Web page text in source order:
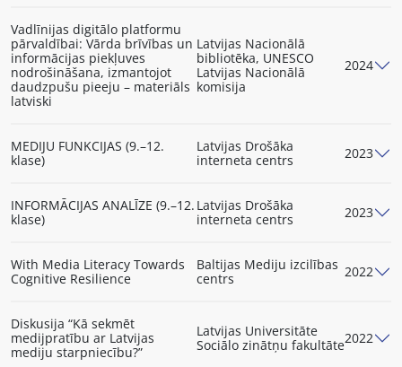
Vadlīnijas digitālo platformu
pārvaldībai: Vārda brīvības un
informācijas piekļuves
nodrošināšana, izmantojot
daudzpušu pieeju – materiāls
latviski
Latvijas Nacionālā
bibliotēka, UNESCO
Latvijas Nacionālā
komisija
2024
MEDIJU FUNKCIJAS (9.–12.
klase)
Latvijas Drošāka
interneta centrs
2023
INFORMĀCIJAS ANALĪZE (9.–12.
klase)
Latvijas Drošāka
interneta centrs
2023
With Media Literacy Towards
Cognitive Resilience
Baltijas Mediju izcilības
centrs
2022
Diskusija “Kā sekmēt
medijpratību ar Latvijas
mediju starpniecību?”
Latvijas Universitāte
Sociālo zinātņu fakultāte2022